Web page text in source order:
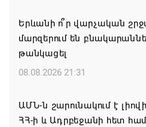
Երևանի ո՞ր վարչական
մարզերում են
թանկացել
08.08.2026 21:31
ԱՄՆ-ն շարունակում է
ՀՀ-ի և Ադրբեջանի հետ